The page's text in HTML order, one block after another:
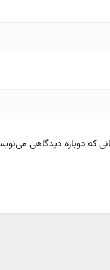
که دوباره دیدگاهی